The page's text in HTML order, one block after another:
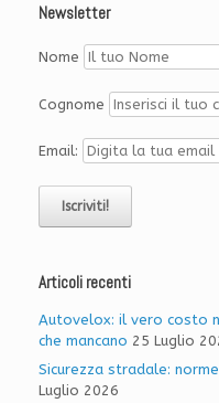
Newsletter
Nome
Cognome
Email:
Articoli recenti
Autovelox: il vero costo
che mancano 25 Luglio
Sicurezza stradale:
Luglio 2026